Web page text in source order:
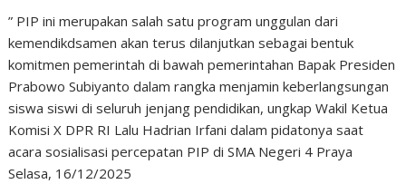
” PIP ini merupakan salah satu program unggulan dari
kemendikdsamen akan terus dilanjutkan sebagai bentuk
komitmen pemerintah di bawah pemerintahan Bapak Presiden
Prabowo Subiyanto dalam rangka menjamin keberlangsungan
siswa siswi di seluruh jenjang pendidikan, ungkap Wakil Ketua
Komisi X DPR RI Lalu Hadrian Irfani dalam pidatonya saat
acara sosialisasi percepatan PIP di SMA Negeri 4 Praya
Selasa, 16/12/2025